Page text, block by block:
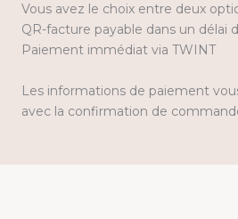
Vous avez le choix entre deux
QR-facture payable dans un délai
Paiement immédiat via TWINT
Les informations de paiement
avec la confirmation de